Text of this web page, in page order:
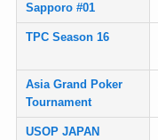
Sapporo #01
TPC Season 16
Asia Grand Poker
Tournament
USOP JAPAN